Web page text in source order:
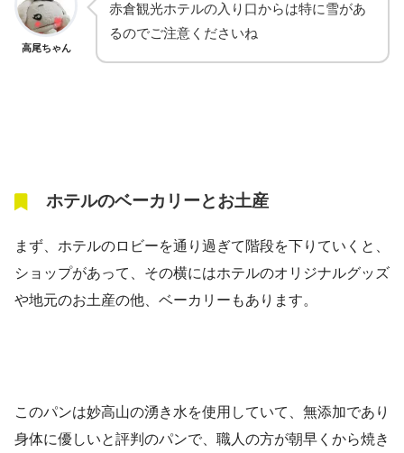
高尾ちゃん
赤倉観光ホテルの入り口からは特に雪があ
るのでご注意くださいね
ホテルのベーカリーとお土産
まず、ホテルのロビーを通り過ぎて階段を下りていくと、
ショップがあって、その横にはホテルのオリジナルグッズ
や地元のお土産の他、ベーカリーもあります。
このパンは妙高山の湧き水を使用していて、無添加であり
身体に優しいと評判のパンで、職人の方が朝早くから焼き